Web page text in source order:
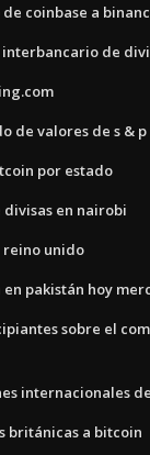
coinbase a
de
de valores de s & p
por estado
divisas en nairobi
reino unido
en pakistán hoy
sobre el
internacionales
británicas a bitcoin